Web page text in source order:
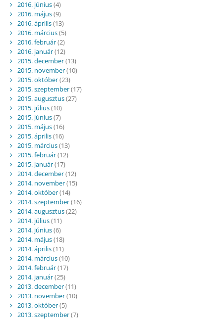
2016. június(4)
2016. május(9)
2016. április(13)
2016. március(5)
2016. február(2)
2016. január(12)
2015. december(13)
2015. november(10)
2015. október(23)
2015. szeptember(17)
2015. augusztus(27)
2015. július(10)
2015. június(7)
2015. május(16)
2015. április(16)
2015. március(13)
2015. február(12)
2015. január(17)
2014. december(12)
2014. november(15)
2014. október(14)
2014. szeptember(16)
2014. augusztus(22)
2014. július(11)
2014. június(6)
2014. május(18)
2014. április(11)
2014. március(10)
2014. február(17)
2014. január(25)
2013. december(11)
2013. november(10)
2013. október(5)
2013. szeptember(7)